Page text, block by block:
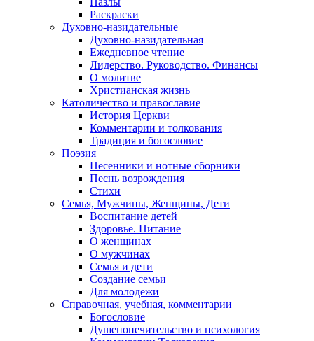
Раскраски
Духовно-назидательные
Духовно-назидательная
Ежедневное чтение
Лидерство. Руководство. Финансы
О молитве
Христианская жизнь
Католичество и православие
История Церкви
Комментарии и толкования
Традиция и богословие
Поэзия
Песенники и нотные сборники
Песнь возрождения
Стихи
Семья, Мужчины, Женщины, Дети
Воспитание детей
Здоровье. Питание
О женщинах
О мужчинах
Семья и дети
Создание семьи
Для молодежи
Справочная, учебная, комментарии
Богословие
Душепопечительство и психология